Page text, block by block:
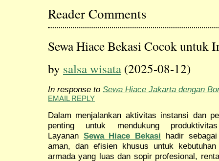
Reader Comments
Sewa Hiace Bekasi Cocok untuk
by salsa wisata (2025-08-12)
In response to Sewa Hiace Jakarta dengan
EMAIL REPLY
Dalam menjalankan aktivitas instansi dan
penting untuk mendukung
Layanan Sewa Hiace Bekasi hadir
aman, dan efisien khusus untuk
armada yang luas dan sopir profesional,